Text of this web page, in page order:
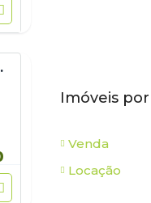
DO BOM JESUS
Imóveis
Venda
Locação